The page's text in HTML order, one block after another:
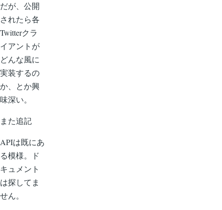
だが、公開
されたら各
Twitterクラ
イアントが
どんな風に
実装するの
か、とか興
味深い。
また追記
APIは既にあ
る模様。ド
キュメント
は探してま
せん。